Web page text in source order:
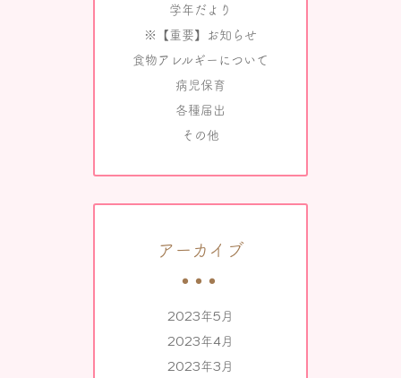
学年だより
※【重要】お知らせ
食物アレルギーについて
病児保育
各種届出
その他
アーカイブ
2023年5月
2023年4月
2023年3月